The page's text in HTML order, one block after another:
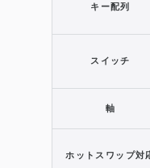
キー配列
スイッチ
軸
ホットスワップ対